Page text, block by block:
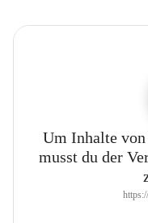
Um Inhalte von
musst du der